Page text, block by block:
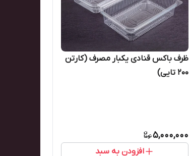
ظرف باکس قنادی یکبار مصرف (کارتن
۲۰۰ تایی)
5,000,000
افزودن به سبد